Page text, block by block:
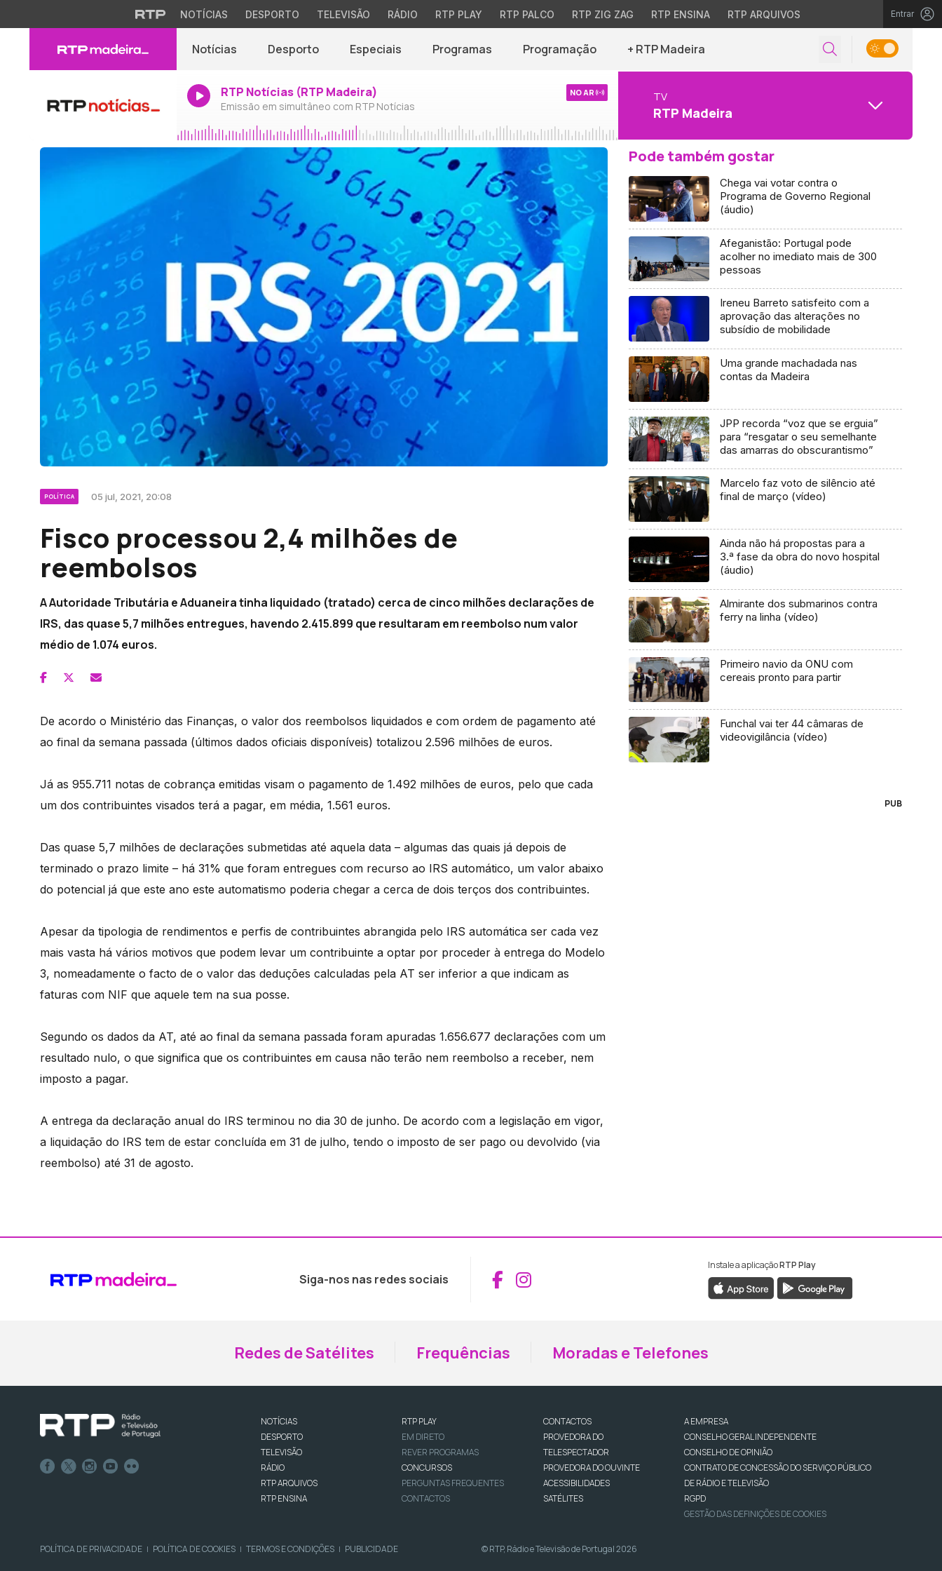
NOTÍCIAS DESPORTO TELEVISÃO RÁDIO RTP PLAY RTP PALCO RTP ZIG ZAG RTP ENSINA RTP ARQUIVOS Entrar
Notícias Desporto Especiais Programas Programação + RTP Madeira
RTP Notícias (RTP Madeira)
Emissão em simultâneo com RTP Notícias
NO AR TV
RTP Madeira
POLÍTICA 05 jul, 2021, 20:08
Fisco processou 2,4 milhões de
reembolsos
A Autoridade Tributária e Aduaneira tinha liquidado (tratado) cerca de cinco milhões declarações de
IRS, das quase 5,7 milhões entregues, havendo 2.415.899 que resultaram em reembolso num valor
médio de 1.074 euros.
De acordo o Ministério das Finanças, o valor dos reembolsos liquidados e com ordem de pagamento até
ao final da semana passada (últimos dados oficiais disponíveis) totalizou 2.596 milhões de euros.
Já as 955.711 notas de cobrança emitidas visam o pagamento de 1.492 milhões de euros, pelo que cada
um dos contribuintes visados terá a pagar, em média, 1.561 euros.
Das quase 5,7 milhões de declarações submetidas até aquela data – algumas das quais já depois de
terminado o prazo limite – há 31% que foram entregues com recurso ao IRS automático, um valor abaixo
do potencial já que este ano este automatismo poderia chegar a cerca de dois terços dos contribuintes.
Apesar da tipologia de rendimentos e perfis de contribuintes abrangida pelo IRS automática ser cada vez
mais vasta há vários motivos que podem levar um contribuinte a optar por proceder à entrega do Modelo
3, nomeadamente o facto de o valor das deduções calculadas pela AT ser inferior a que indicam as
faturas com NIF que aquele tem na sua posse.
Segundo os dados da AT, até ao final da semana passada foram apuradas 1.656.677 declarações com um
resultado nulo, o que significa que os contribuintes em causa não terão nem reembolso a receber, nem
imposto a pagar.
A entrega da declaração anual do IRS terminou no dia 30 de junho. De acordo com a legislação em vigor,
a liquidação do IRS tem de estar concluída em 31 de julho, tendo o imposto de ser pago ou devolvido (via
reembolso) até 31 de agosto.
Pode também gostar
Chega vai votar contra o
Programa de Governo Regional
(áudio)
Afeganistão: Portugal pode
acolher no imediato mais de 300
pessoas
Ireneu Barreto satisfeito com a
aprovação das alterações no
subsídio de mobilidade
Uma grande machadada nas
contas da Madeira
JPP recorda “voz que se erguia”
para “resgatar o seu semelhante
das amarras do obscurantismo”
Marcelo faz voto de silêncio até
final de março (vídeo)
Ainda não há propostas para a
3.ª fase da obra do novo hospital
(áudio)
Almirante dos submarinos contra
ferry na linha (vídeo)
Primeiro navio da ONU com
cereais pronto para partir
Funchal vai ter 44 câmaras de
videovigilância (vídeo)
PUB
Siga-nos nas redes sociais Aceder ao Facebook da RTP Madeira
Aceder ao Instagram da RTP Madeira
Instale a aplicaçãoRTP Play
Redes de Satélites Frequências Moradas e Telefones
NOTÍCIAS
DESPORTO
TELEVISÃO
RÁDIO
RTP ARQUIVOS
RTP ENSINA
RTP PLAY
EM DIRETO
REVER PROGRAMAS
CONCURSOS
PERGUNTAS FREQUENTES
CONTACTOS
CONTACTOS
PROVEDORA DO
TELESPECTADOR
PROVEDORA DO OUVINTE
ACESSIBILIDADES
SATÉLITES
A EMPRESA
CONSELHO GERAL INDEPENDENTE
CONSELHO DE OPINIÃO
CONTRATO DE CONCESSÃO DO SERVIÇO PÚBLICO
DE RÁDIO E TELEVISÃO
RGPD
GESTÃO DAS DEFINIÇÕES DE COOKIES
POLÍTICA DE PRIVACIDADE | POLÍTICA DE COOKIES | TERMOS E CONDIÇÕES | PUBLICIDADE © RTP, Rádio e Televisão de Portugal 2026